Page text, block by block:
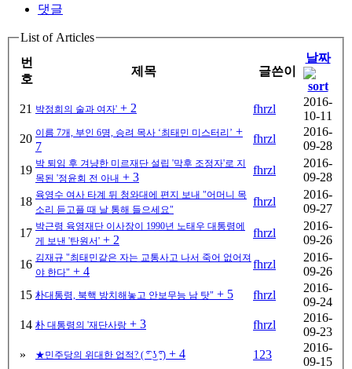
댓글
List of Articles
번
호
제목 글쓴이
날짜
21 박정희의 술과 여자' + 2 fhrzl
2016-
10-11
20 이름 7개, 부인 6명, 승려 목사 ‘최태민 미스터리’ +
7
fhrzl
2016-
09-28
19 박 퇴임 후 겨냥한 미르재단 설립 '막후 조정자'로 지
목된 '정윤회 전 아내 + 3
fhrzl
2016-
09-28
18 육영수 여사 타계 뒤 청와대에 편지 보내 "어머니 목
소리 듣고플 때 날 통해 들으세요"
fhrzl
2016-
09-27
17 박근령 육영재단 이사장이 1990년 노태우 대통령에
게 보낸 '탄원서' + 2
fhrzl
2016-
09-26
16 김재규 "최태민같은 자는 교통사고 나서 죽어 없어져
야 한다" + 4
fhrzl
2016-
09-26
15 朴대통령, 북핵 방치해놓고 안보무능 남 탓" + 5 fhrzl
2016-
09-24
14 朴 대통령의 '재단사랑 + 3 fhrzl
2016-
09-23
»
★민주당의 위대한 업적? ( ͡° ͜ʖ ͡°) + 4 123
2016-
09-15